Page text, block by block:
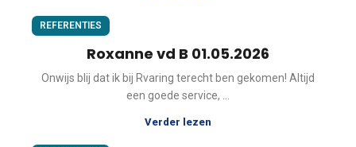
REFERENTIES
Roxanne vd B 01.05.2026
Onwijs blij dat ik bij Rvaring terecht ben gekomen! Altijd
een goede service, ...
Verder lezen